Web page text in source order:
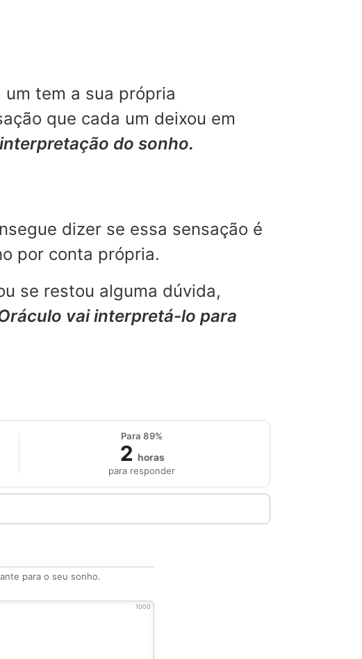
tem a sua própria
que cada um deixou em
do sonho.
dizer se essa sensação é
por conta própria.
se restou alguma dúvida,
vai interpretá-lo para
Para 89%
2 horas
para responder
para o seu sonho.
1000